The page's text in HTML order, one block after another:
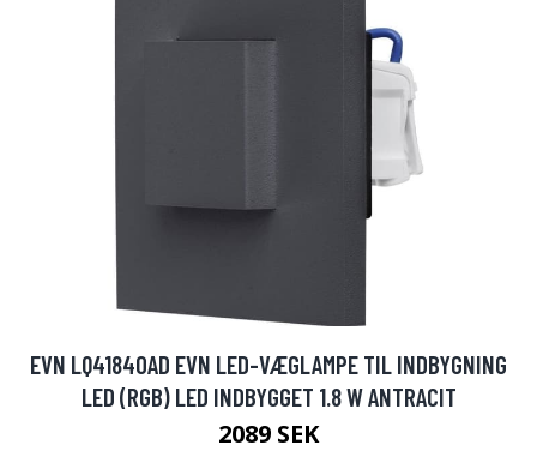
EVN LQ41840AD EVN LED-VÆGLAMPE TIL INDBYGNING
LED (RGB) LED INDBYGGET 1.8 W ANTRACIT
2089 SEK